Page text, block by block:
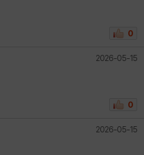
0
2026-05-15
0
2026-05-15